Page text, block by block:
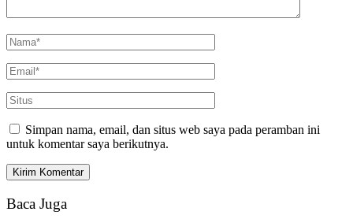
Simpan nama, email, dan situs web saya pada peramban ini
untuk komentar saya berikutnya.
Baca Juga